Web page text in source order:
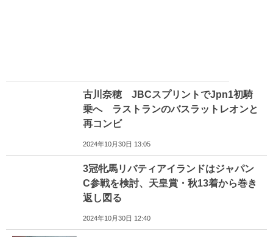
古川奈穂 JBCスプリントでJpn1初騎
乗へ ラストランのバスラットレオンと
再コンビ
2024年10月30日 13:05
3冠牝馬リバティアイランドはジャパン
C参戦を検討、天皇賞・秋13着から巻き
返し図る
2024年10月30日 12:40